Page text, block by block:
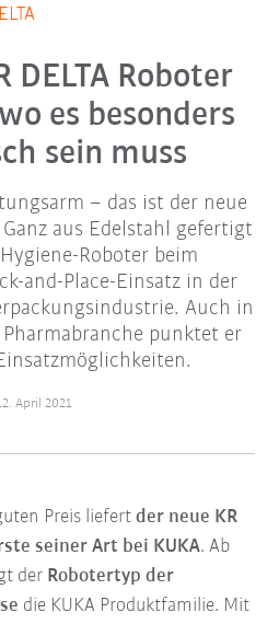
DELTA Roboter
es besonders
sein muss
– das ist der neue
Ganz aus Edelstahl gefertigt
Roboter beim
and-Place-Einsatz in der
Auch in
punktet er
April 2021
Preis liefertder neue KR
seiner Art bei KUKA. Ab
der Robotertyp der
die KUKA Produktfamilie. Mit